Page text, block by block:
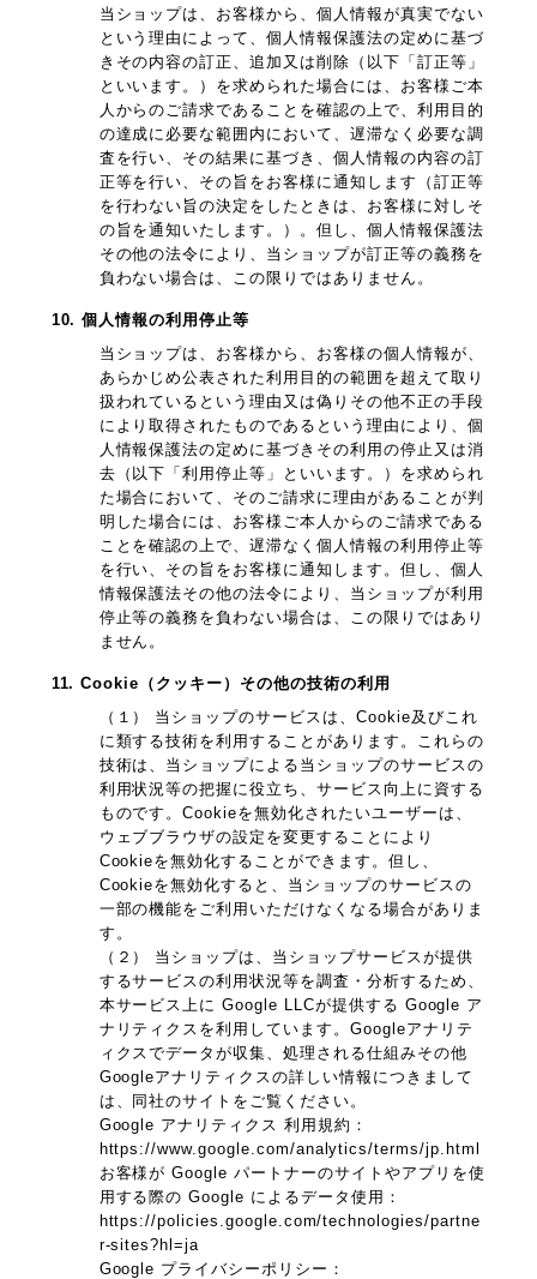
当ショップは、お客様から、個人情報が真実でない
という理由によって、個人情報保護法の定めに基づ
きその内容の訂正、追加又は削除（以下「訂正等」
といいます。）を求められた場合には、お客様ご本
人からのご請求であることを確認の上で、利用目的
の達成に必要な範囲内において、遅滞なく必要な調
査を行い、その結果に基づき、個人情報の内容の訂
正等を行い、その旨をお客様に通知します（訂正等
を行わない旨の決定をしたときは、お客様に対しそ
の旨を通知いたします。）。但し、個人情報保護法
その他の法令により、当ショップが訂正等の義務を
負わない場合は、この限りではありません。
10. 個人情報の利用停止等
当ショップは、お客様から、お客様の個人情報が、
あらかじめ公表された利用目的の範囲を超えて取り
扱われているという理由又は偽りその他不正の手段
により取得されたものであるという理由により、個
人情報保護法の定めに基づきその利用の停止又は消
去（以下「利用停止等」といいます。）を求められ
た場合において、そのご請求に理由があることが判
明した場合には、お客様ご本人からのご請求である
ことを確認の上で、遅滞なく個人情報の利用停止等
を行い、その旨をお客様に通知します。但し、個人
情報保護法その他の法令により、当ショップが利用
停止等の義務を負わない場合は、この限りではあり
ません。
11. Cookie（クッキー）その他の技術の利用
（１） 当ショップのサービスは、Cookie及びこれ
に類する技術を利用することがあります。これらの
技術は、当ショップによる当ショップのサービスの
利用状況等の把握に役立ち、サービス向上に資する
ものです。Cookieを無効化されたいユーザーは、
ウェブブラウザの設定を変更することにより
Cookieを無効化することができます。但し、
Cookieを無効化すると、当ショップのサービスの
一部の機能をご利用いただけなくなる場合がありま
す。
（２） 当ショップは、当ショップサービスが提供
するサービスの利用状況等を調査・分析するため、
本サービス上に Google LLCが提供する Google ア
ナリティクスを利用しています。Googleアナリテ
ィクスでデータが収集、処理される仕組みその他
Googleアナリティクスの詳しい情報につきまして
は、同社のサイトをご覧ください。
Google アナリティクス 利用規約：
https://www.google.com/analytics/terms/jp.html
お客様が Google パートナーのサイトやアプリを使
用する際の Google によるデータ使用：
https://policies.google.com/technologies/partne
r-sites?hl=ja
Google プライバシーポリシー：